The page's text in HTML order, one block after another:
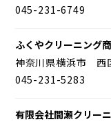
045-231-6749
ふくやクリーニング
神奈川県横浜市 西
045-231-5283
有限会社間瀬クリー